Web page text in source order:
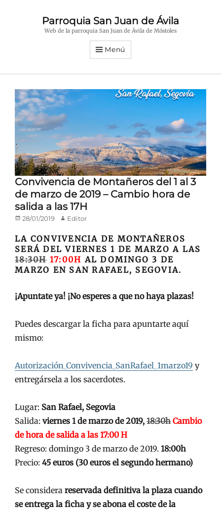
Parroquia San Juan de Ávila
Web de la parroquia San Juan de Ávila de Móstoles
Menú
Convivencia de Montañeros del 1 al 3
de marzo de 2019 – Cambio hora de
salida a las 17H
Publicado
28/01/2019 Autor
Editor
LA CONVIVENCIA DE MONTAÑEROS
SERÁ DEL VIERNES 1 DE MARZO A LAS
18:30H 17:00H AL DOMINGO 3 DE
MARZO EN SAN RAFAEL, SEGOVIA.
¡Apuntate ya! ¡No esperes a que no haya plazas!
Puedes descargar la ficha para apuntarte aquí
mismo:
Autorización_Convivencia_SanRafael_1marzo19 y
entregársela a los sacerdotes.
Lugar: San Rafael, Segovia
Salida: viernes 1 de marzo de 2019, 18:30h Cambio
de hora de salida a las 17:00 H
Regreso: domingo 3 de marzo de 2019. 18:00h
Precio: 45 euros (30 euros el segundo hermano)
Se considera reservada definitiva la plaza cuando
se entrega la ficha y se abona el coste de la